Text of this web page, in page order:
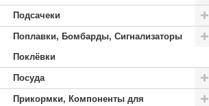
Подсачеки
Поплавки, Бомбарды, Сигнализаторы
Поклёвки
Посуда
Прикормки, Компоненты для